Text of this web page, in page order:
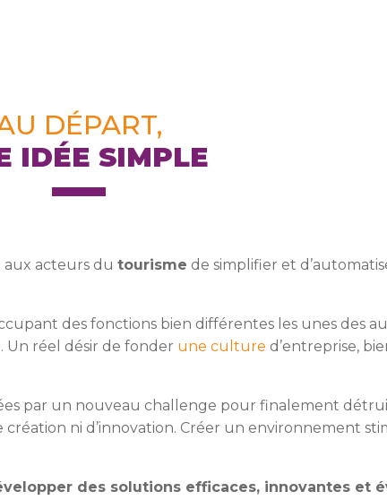
DÉPART,
IDÉE SIMPLE
aux acteurs du tourisme de simplifier et
des fonctions bien différentes les unes des
réel désir de fonder une culture d’entreprise,
par un nouveau challenge pour finalement
ni d’innovation. Créer un environnement
des solutions efficaces, innovantes et